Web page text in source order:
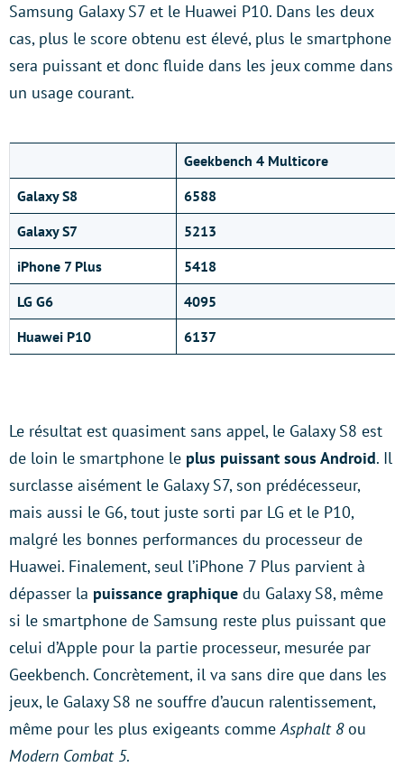
Samsung Galaxy S7 et le Huawei P10. Dans les deux
cas, plus le score obtenu est élevé, plus le smartphone
sera puissant et donc fluide dans les jeux comme dans
un usage courant.
Geekbench 4 Multicore
Galaxy S8
6588
Galaxy S7
5213
iPhone 7 Plus
5418
LG G6
4095
Huawei P10
6137
Le résultat est quasiment sans appel, le Galaxy S8 est
de loin le smartphone le plus puissant sous Android. Il
surclasse aisément le Galaxy S7, son prédécesseur,
mais aussi le G6, tout juste sorti par LG et le P10,
malgré les bonnes performances du processeur de
Huawei. Finalement, seul l’iPhone 7 Plus parvient à
dépasser la puissance graphique du Galaxy S8, même
si le smartphone de Samsung reste plus puissant que
celui d’Apple pour la partie processeur, mesurée par
Geekbench. Concrètement, il va sans dire que dans les
jeux, le Galaxy S8 ne souffre d’aucun ralentissement,
même pour les plus exigeants commeAsphalt 8ou
Modern Combat 5.